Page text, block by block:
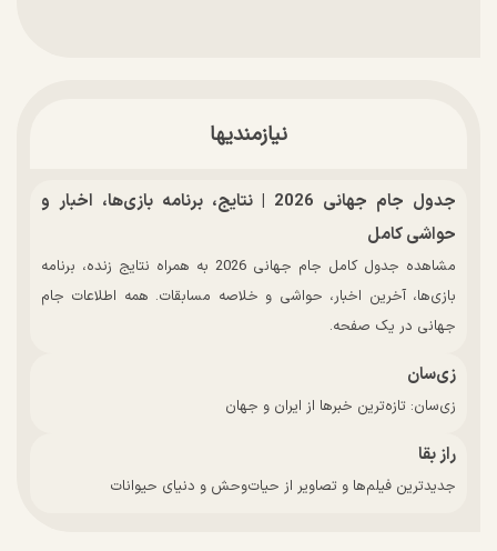
نیازمندیها
جدول جام جهانی 2026 | نتایج، برنامه بازی‌ها، اخبار و
حواشی کامل
مشاهده جدول کامل جام جهانی 2026 به همراه نتایج زنده، برنامه
بازی‌ها، آخرین اخبار، حواشی و خلاصه مسابقات. همه اطلاعات جام
جهانی در یک صفحه.
زی‌سان
زی‌سان: تازه‌ترین خبرها از ایران و جهان
راز بقا
جدیدترین فیلم‌ها و تصاویر از حیات‌وحش و دنیای حیوانات